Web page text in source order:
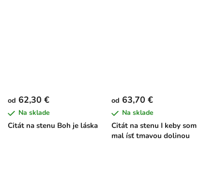
Citát na stenu Boh je láska
od 62,30 €
Na sklade
Citát na stenu I keby som
mal ísť tmavou dolinou
od 63,70 €
Na sklade